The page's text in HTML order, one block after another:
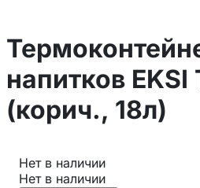
напитков EKSI
(корич., 18л)
Нет в наличии
Нет в наличии